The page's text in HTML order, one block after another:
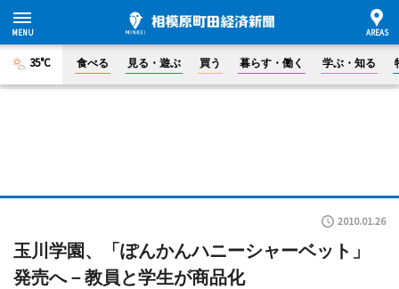
35°C 食べる 見る・遊ぶ 買う 暮らす・働く 学ぶ・知る
2010.01.26
玉川学園、「ぽんかんハニーシャーベット」
発売へ－教員と学生が商品化